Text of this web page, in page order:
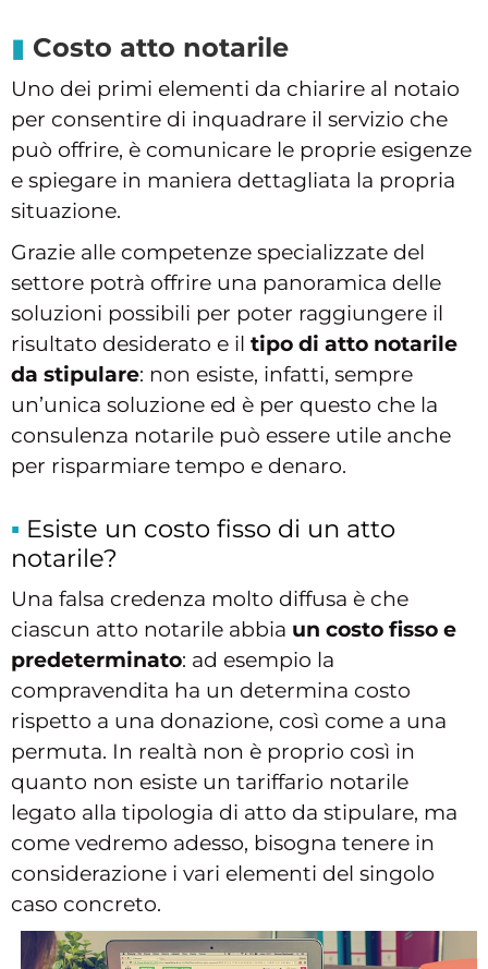
Costo atto notarile
Uno dei primi elementi da chiarire al notaio
per consentire di inquadrare il servizio che
può offrire, è comunicare le proprie esigenze
e spiegare in maniera dettagliata la propria
situazione.
Grazie alle competenze specializzate del
settore potrà offrire una panoramica delle
soluzioni possibili per poter raggiungere il
risultato desiderato e il tipo di atto notarile
da stipulare: non esiste, infatti, sempre
un’unica soluzione ed è per questo che la
consulenza notarile può essere utile anche
per risparmiare tempo e denaro.
Esiste un costo fisso di un atto
notarile?
Una falsa credenza molto diffusa è che
ciascun atto notarile abbia un costo fisso e
predeterminato: ad esempio la
compravendita ha un determina costo
rispetto a una donazione, così come a una
permuta. In realtà non è proprio così in
quanto non esiste un tariffario notarile
legato alla tipologia di atto da stipulare, ma
come vedremo adesso, bisogna tenere in
considerazione i vari elementi del singolo
caso concreto.